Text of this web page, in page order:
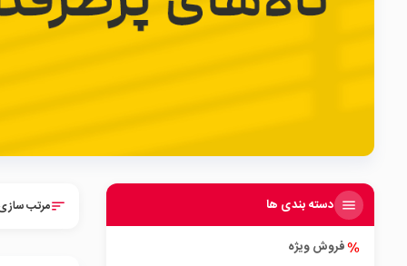
دسته بندی ها
فروش ویژه
sortمرتب